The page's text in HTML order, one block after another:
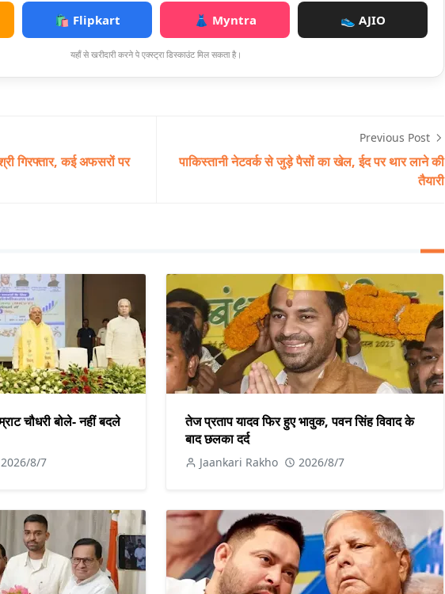
🛍️ Flipkart 👗 Myntra 👟 AJIO
यहाँ से खरीदारी करने पे एक्स्ट्रा डिस्काउंट मिल सकता है।
गिरफ्तार, कई अफसरों पर
Previous Post
पाकिस्तानी नेटवर्क से जुड़े पैसों का खेल, ईद पर थार लाने की
तैयारी
चौधरी बोले- नहीं बदले
2026/8/7
तेज प्रताप यादव फिर हुए भावुक, पवन सिंह विवाद के
बाद छलका दर्द
Jaankari Rakho 2026/8/7